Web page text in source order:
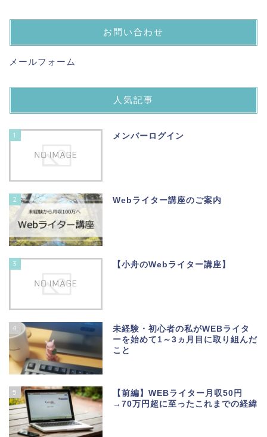
お問い合わせ
メールフォーム
人気記事
1 メンバーログイン
2 Webライター講座のご案内
3 【小舟のWebライター講座】
4
未経験・初心者の私がWEBライタ
ーを始めて1～3ヵ月目に取り組んだ
こと
5
【前編】WEBライター月収50円
→70万円超に至ったこれまでの経緯